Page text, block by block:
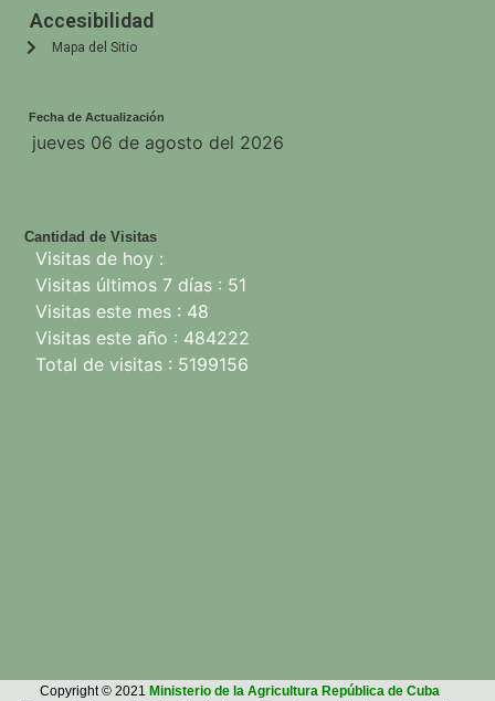
Accesibilidad
Mapa del Sitio
Fecha de Actualización
Cantidad de Visitas
Visitas de hoy :
Visitas últimos 7 días : 51
Visitas este mes : 48
Visitas este año : 484222
Total de visitas : 5199156
jueves 06 de agosto del 2026
Copyright © 2021 Ministerio de la Agricultura República de Cuba